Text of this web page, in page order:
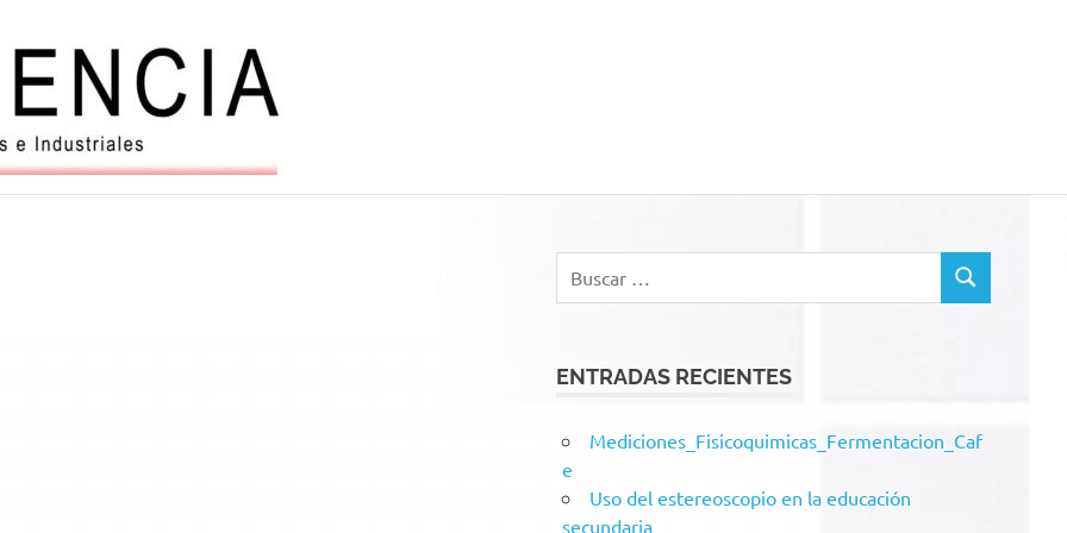
automatizacion
BUSCAR
ENTRADAS RECIENTES
Mediciones_Fisicoquimicas_Fermentacion_Caf
e
Uso del estereoscopio en la educación
secundaria